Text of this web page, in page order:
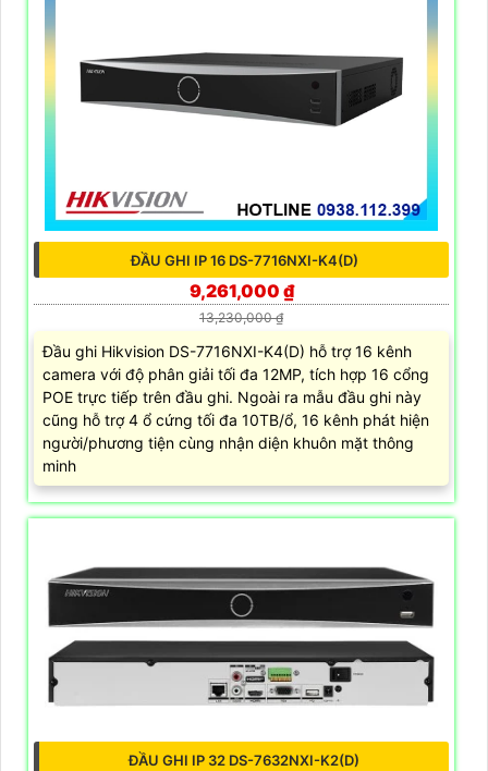
ĐẦU GHI IP 16 DS-7716NXI-K4(D)
9,261,000 ₫
13,230,000 ₫
Đầu ghi Hikvision DS-7716NXI-K4(D) hỗ trợ 16 kênh
camera với độ phân giải tối đa 12MP, tích hợp 16 cổng
POE trực tiếp trên đầu ghi. Ngoài ra mẫu đầu ghi này
cũng hỗ trợ 4 ổ cứng tối đa 10TB/ổ, 16 kênh phát hiện
người/phương tiện cùng nhận diện khuôn mặt thông
minh
ĐẦU GHI IP 32 DS-7632NXI-K2(D)